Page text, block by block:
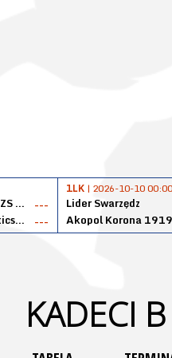
Akopol Korona 1919 AZS PK Kraków
---
GMMInoxMergerLogisticsPanteryŁańcut
---
1LK | 2026-10-10 00:00
Lider Swarzędz
KADECI